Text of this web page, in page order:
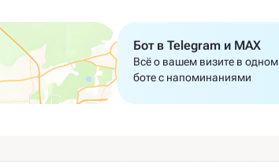
Бот в Telegram и MAX
Всё о вашем визите в одном
боте с напоминаниями